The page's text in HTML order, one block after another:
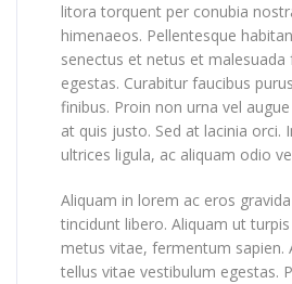
litora torquent per conubia
himenaeos. Pellentesque
senectus et netus et malesuada
egestas. Curabitur faucibus
finibus. Proin non urna vel
at quis justo. Sed at lacinia orci.
ultrices ligula, ac aliquam odio
Aliquam in lorem ac eros
tincidunt libero. Aliquam ut
metus vitae, fermentum sapien.
tellus vitae vestibulum egestas.